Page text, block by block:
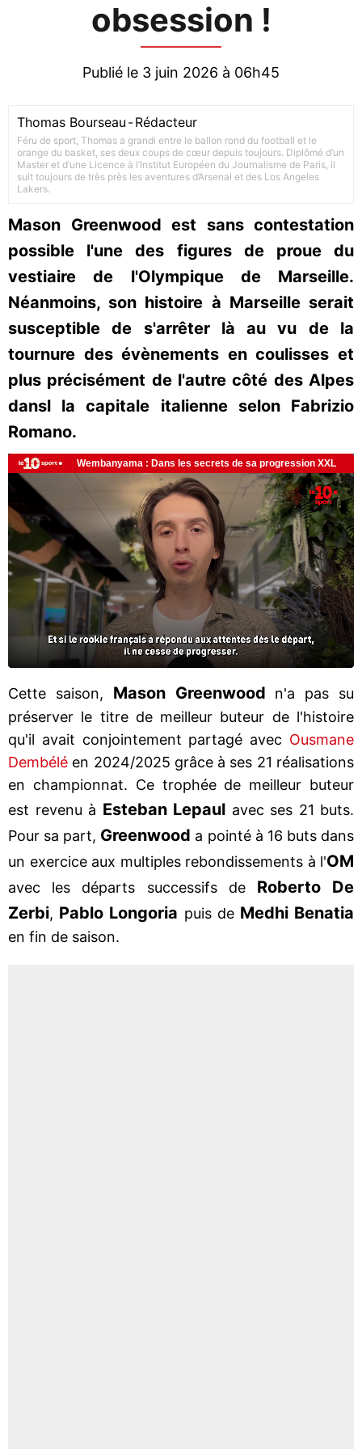
obsession !
Publié le 3 juin 2026 à 06h45
Thomas Bourseau -Rédacteur
Féru de sport, Thomas a grandi entre le ballon rond du football et le
orange du basket, ses deux coups de cœur depuis toujours. Diplômé d’un
Master et d’une Licence à l’Institut Européen du Journalisme de Paris, il
suit toujours de très près les aventures d’Arsenal et des Los Angeles
Lakers.
Mason Greenwood est sans contestation
possible l'une des figures de proue du
vestiaire de l'Olympique de Marseille.
Néanmoins, son histoire à Marseille serait
susceptible de s'arrêter là au vu de la
tournure des évènements en coulisses et
plus précisément de l'autre côté des Alpes
dansl la capitale italienne selon Fabrizio
Romano.
Cette saison, Mason Greenwood
n'a pas su
préserver le titre de meilleur buteur de l'histoire
qu'il avait conjointement partagé avec Ousmane
Dembélé en 2024/2025 grâce à ses 21 réalisations
en championnat. Ce trophée de meilleur buteur
est revenu à Esteban Lepaul avec ses 21 buts.
Pour sa part, Greenwood a pointé à 16 buts dans
un exercice aux multiples rebondissements à l'OM
avec les départs successifs de Roberto De
Zerbi, Pablo Longoria puis de Medhi Benatia
en fin de saison.